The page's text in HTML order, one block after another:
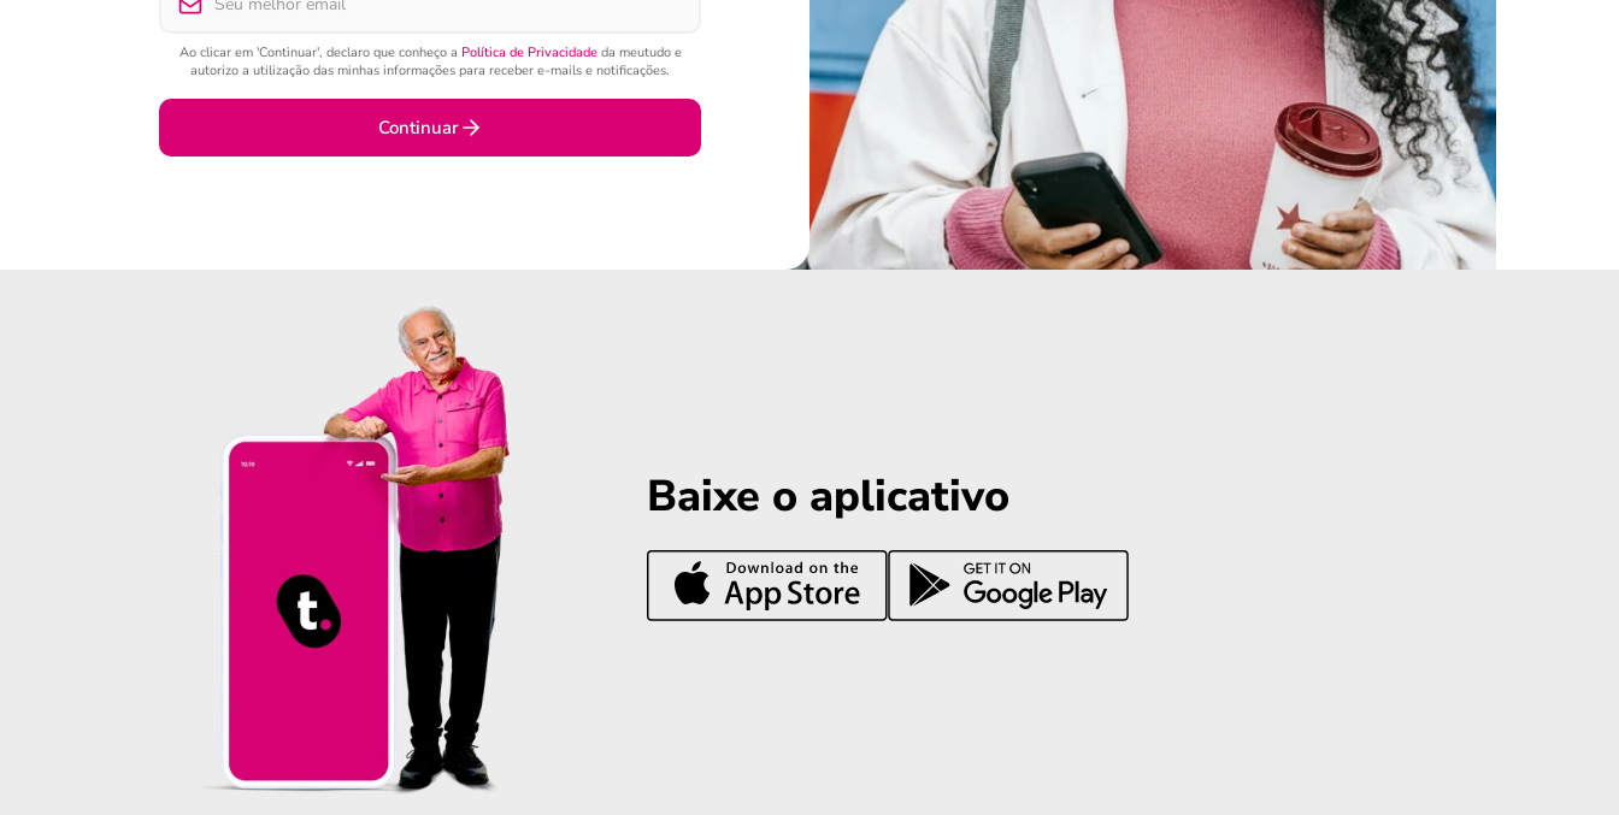
Ao clicar em 'Continuar', declaro que conheço a Política de Privacidadeda meutudo e
autorizo a utilização das minhas informações para receber e-mails e notificações.
Continuar
Baixe o aplicativo